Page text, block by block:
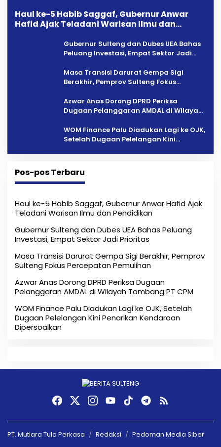
Haul ke-5 Habib Saggaf, Gubernur Anwar
Hafid Ajak Teladani Warisan Ilmu dan
Gubernur Sulteng dan Dubes UEA Bahas
Peluang Investasi, Empat Sektor Jadi
Masa Transisi Darurat Gempa Sigi
Berakhir, Pemprov Sulteng Fokus
Azwar Anas Dorong DPRD Periksa
Dugaan Pelanggaran AMDAL di Wilayah
‎WOM Finance Palu Diadukan Lagi ke OJK,
Setelah Dugaan Pelelangan Kini
Pos-pos Terbaru
Haul ke-5 Habib Saggaf, Gubernur Anwar Hafid Ajak
Teladani Warisan Ilmu dan Pendidikan
Gubernur Sulteng dan Dubes UEA Bahas Peluang
Investasi, Empat Sektor Jadi Prioritas
Masa Transisi Darurat Gempa Sigi Berakhir, Pemprov
Sulteng Fokus Percepatan Pemulihan
Azwar Anas Dorong DPRD Periksa Dugaan
Pelanggaran AMDAL di Wilayah Tambang PT CPM
‎WOM Finance Palu Diadukan Lagi ke OJK, Setelah
Dugaan Pelelangan Kini Penarikan Kendaraan
Dipersoalkan ‎
PT. Mutiara Tula Perkasa Redaksi Pedoman Media Siber